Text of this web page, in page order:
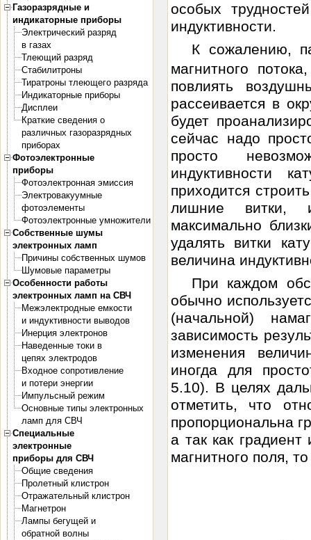
Газоразрядные и
индикаторные приборы
Электрический разряд
в газах
Тлеющий разряд
Стабилитроны
Тиратроны тлеющего разряда
Индикаторные приборы
Дисплеи
Краткие сведения о
различных газоразрядных
приборах
Фотоэлектронные
приборы
Фотоэлектронная эмиссия
Электровакуумные
фотоэлементы
Фотоэлектронные умножители
Собственные шумы
электронных ламп
Причины собственных шумов
Шумовые параметры
Особенности работы
электронных ламп на СВЧ
Межэлектродные емкости
и индуктивности выводов
Инерция электронов
Наведенные токи в
цепях электродов
Входное сопротивление
и потери энергии
Импульсный режим
Основные типы электронных
ламп для СВЧ
Специальные
электронные
приборы для СВЧ
Общие сведения
Пролетный клистрон
Отражательный клистрон
Магнетрон
Лампы бегущей и
обратной волны
особых
индуктивности.
К сожалению,
магнитного
повлиять
рассеивается в
будет
сейчас надо
просто
индуктивности
приходится
лишние витки,
максимально
удалять витки
величина
При каждом
обычно
(начальной)
зависимость
изменения
иногда для
5.10). В целях
отметить, что
пропорциональна
а так как
магнитного поля,